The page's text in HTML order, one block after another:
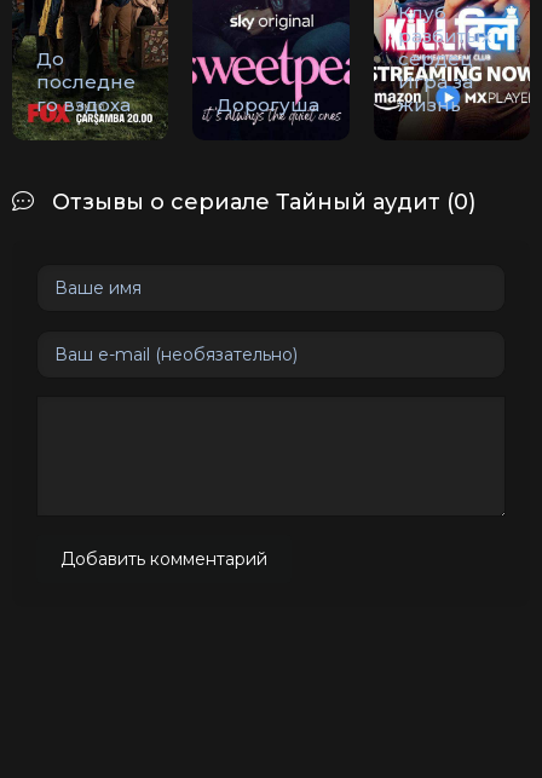
До
последне
го вздоха
Дорогуша
Клуб
разбитых
сердец -
Игра за
жизнь
Отзывы о сериале Тайный аудит (0)
Добавить комментарий